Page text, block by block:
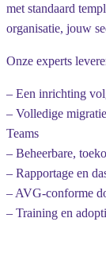
met standaard
organisatie, jouw
Onze experts
– Een inrichting
– Volledige
Teams
– Beheerbare,
– Rapportage en
– AVG-conforme
– Training en